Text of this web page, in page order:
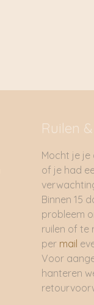
Ruilen
Mocht je je
of je had
Binnen 15
probleem
ruilen of te
permail
Voor
hanteren